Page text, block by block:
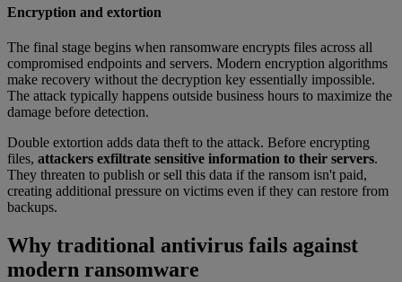
Encryption and extortion
The final stage begins when ransomware encrypts files across all
compromised endpoints and servers. Modern encryption algorithms
make recovery without the decryption key essentially impossible.
The attack typically happens outside business hours to maximize the
damage before detection.
Double extortion adds data theft to the attack. Before encrypting
files, attackers exfiltrate sensitive information to their servers.
They threaten to publish or sell this data if the ransom isn't paid,
creating additional pressure on victims even if they can restore from
backups.
Why traditional antivirus fails against
modern ransomware